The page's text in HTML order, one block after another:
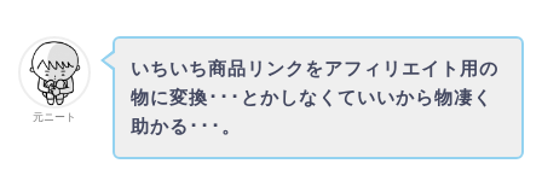
元ニート
いちいち商品リンクをアフィリエイト用の
物に変換･･･とかしなくていいから物凄く
助かる･･･。